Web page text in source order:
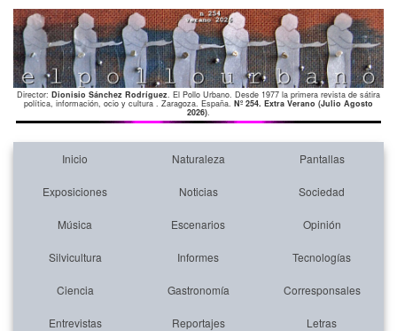
Director: Dionisio Sánchez Rodríguez. El Pollo Urbano. Desde 1977 la primera revista de sátira
política, información, ocio y cultura . Zaragoza. España. Nº 254. Extra Verano (Julio Agosto
2026).
Inicio Naturaleza Pantallas
Exposiciones Noticias Sociedad
Música Escenarios Opinión
Silvicultura Informes Tecnologías
Ciencia Gastronomía Corresponsales
Entrevistas Reportajes Letras